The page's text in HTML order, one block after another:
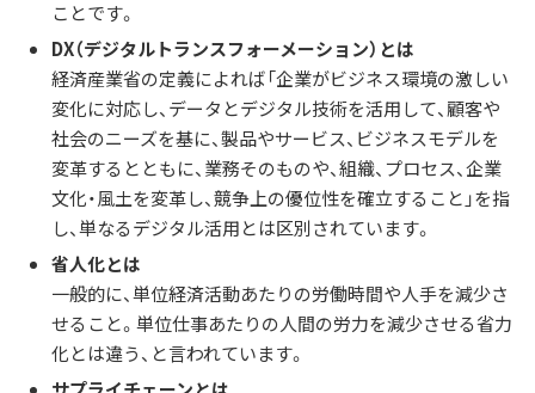
ことです。
DX（デジタルトランスフォーメーション）とは
経済産業省の定義によれば「企業がビジネス環境の激しい
変化に対応し、データとデジタル技術を活用して、顧客や
社会のニーズを基に、製品やサービス、ビジネスモデルを
変革するとともに、業務そのものや、組織、プロセス、企業
文化・風土を変革し、競争上の優位性を確立すること」を指
し、単なるデジタル活用とは区別されています。
省人化とは
一般的に、単位経済活動あたりの労働時間や人手を減少さ
せること。単位仕事あたりの人間の労力を減少させる省力
化とは違う、と言われています。